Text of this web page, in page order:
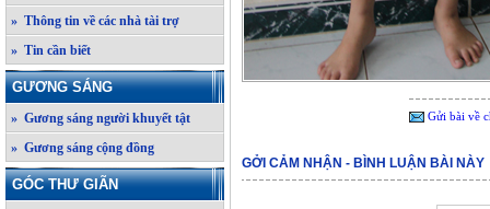
» Thông tin về các nhà tài trợ
» Tin cần biết
GƯƠNG SÁNG
» Gương sáng người khuyết tật
» Gương sáng cộng đồng
GÓC THƯ GIÃN
Gửi bài về
GỞI CẢM NHẬN - BÌNH LUẬN BÀI NÀY